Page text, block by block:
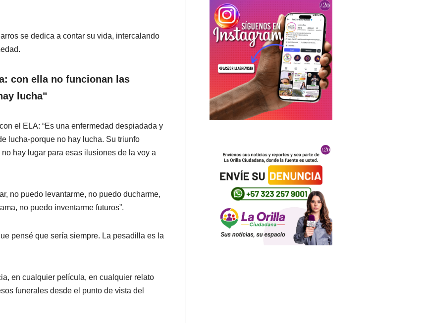
se dedica a contar su vida, intercalando
con ella no funcionan las
lucha"
el ELA: “Es una enfermedad despiadada y
lucha-porque no hay lucha. Su triunfo
hay lugar para esas ilusiones de la voy a
no puedo levantarme, no puedo ducharme,
no puedo inventarme futuros”.
pensé que sería siempre. La pesadilla es la
en cualquier película, en cualquier relato
funerales desde el punto de vista del